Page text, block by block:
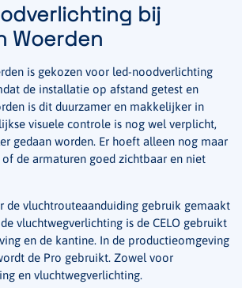
bij
Woerden
is gekozen voor led-noodverlichting
de installatie op afstand getest en
is dit duurzamer en makkelijker in
visuele controle is nog wel verplicht,
gedaan worden. Er hoeft alleen nog maar
de armaturen goed zichtbaar en niet
de vluchtrouteaanduiding gebruik gemaakt
vluchtwegverlichting is de CELO gebruikt
en de kantine. In de productieomgeving
de Pro gebruikt. Zowel voor
en vluchtwegverlichting.